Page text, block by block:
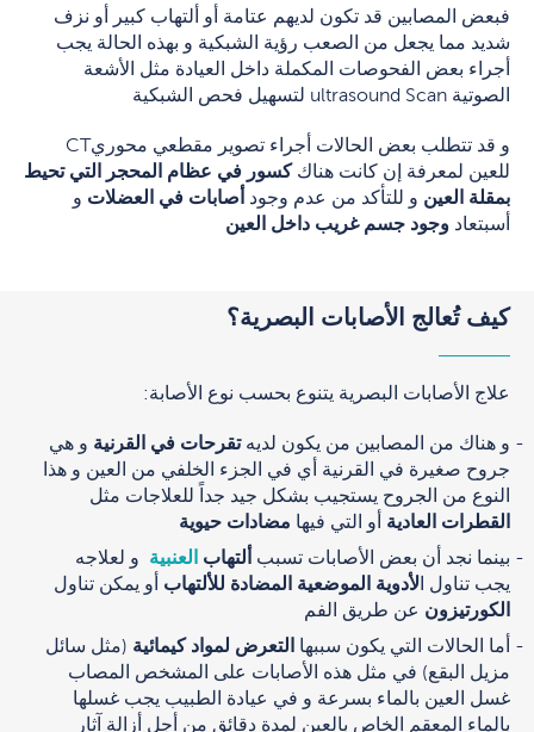
فبعض المصابين قد تكون لديهم عتامة أو ألتهاب كبير أو نزف
شديد مما يجعل من الصعب رؤية الشبكية و بهذه الحالة يجب
أجراء بعض الفحوصات المكملة داخل العيادة مثل الأشعة
الصوتية ultrasound Scan لتسهيل فحص الشبكية
للعين لمعرفة إن كانت هناككسور في عظام المحجر التي تحيط
بمقلة العين و للتأكد من عدم وجود أصابات في العضلات و
أسبتعاد وجود جسم غريب داخل العين
كيف تُعالج الأصابات البصرية؟
علاج الأصابات البصرية يتنوع بحسب نوع الأصابة:
و هناك من المصابين من يكون لديهتقرحات في القرنية و هي
جروح صغيرة في القرنية أي في الجزء الخلفي من العين و هذا
النوع من الجروح يستجيب بشكل جيد جداً للعلاجات مثل
القطرات العادية أو التي فيها مضادات حيوية
بينما نجد أن بعض الأصابات تسبب ألتهاب العنبية و لعلاجه
يجب تناول ا لأدوية الموضعية المضادة للألتهاب أو يمكن تناول
الكورتيزون عن طريق الفم
أما الحالات التي يكون سببها التعرض لمواد كيمائية (مثل سائل
مزيل البقع) في مثل هذه الأصابات على المشخص المصاب
غسل العين بالماء بسرعة و في عيادة الطبيب يجب غسلها
بالماء المعقم الخاص بالعين لمدة دقائق من أجل أزالة آثار